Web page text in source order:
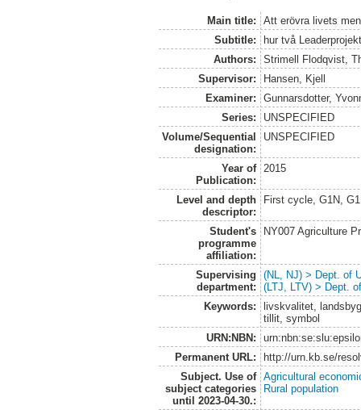
Main title:
Att erövra livets
Subtitle:
hur två
Authors:
Strimell Flodqvist,
Supervisor:
Hansen, Kjell
Examiner:
Gunnarsdotter,
Series:
UNSPECIFIED
Volume/Sequential
designation:
UNSPECIFIED
Year of
Publication:
2015
Level and depth
descriptor:
First cycle, G1N,
Student's
programme
affiliation:
NY007 Agriculture
Supervising
department:
(NL, NJ) > Dept. of
(LTJ, LTV) > Dept.
Keywords:
livskvalitet,
tillit, symbol
URN:NBN:
Permanent URL:
http://urn.kb.se/
Subject. Use of
subject categories
until 2023-04-30.:
Agricultural
Rural population